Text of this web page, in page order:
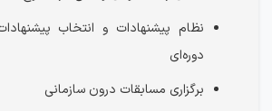
نظام پیشنهادات و انتخاب
دوره‌ای
برگزاری مسابقات درون سازمانی